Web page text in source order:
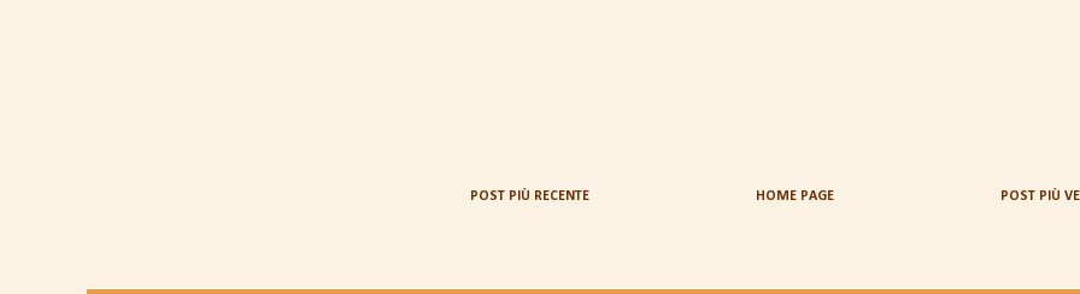
POST PIÙ RECENTE POST PIÙ
HOME PAGE